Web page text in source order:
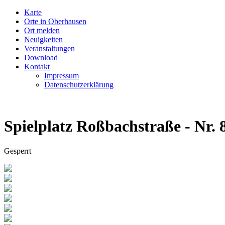
Karte
Orte in Oberhausen
Ort melden
Neuigkeiten
Veranstaltungen
Download
Kontakt
Impressum
Datenschutzerklärung
Spielplatz Roßbachstraße - Nr.
Gesperrt